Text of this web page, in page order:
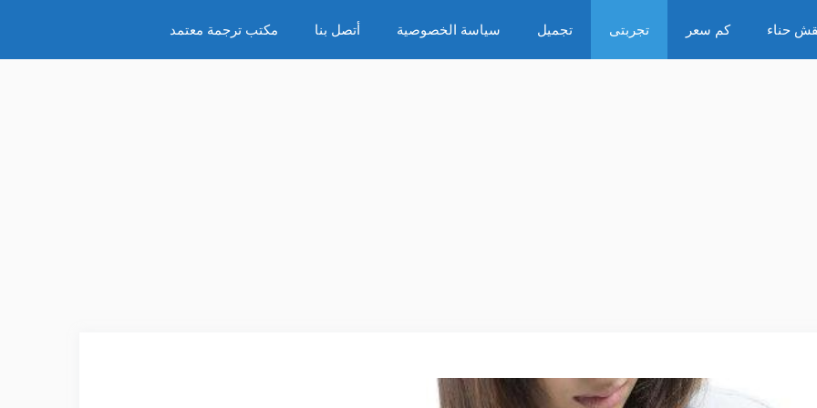
حناء كم سعر تجربتى تجميل سياسة الخصوصية أتصل بنا مكتب ترجمة معتمد